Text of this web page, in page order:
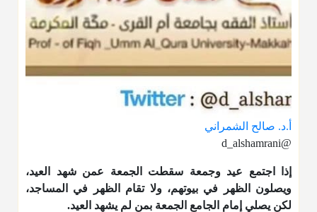
أ.د. صالح الشمراني
@d_alshamrani
إذا اجتمع عيد وجمعة سقطت الجمعة عمن شهد العيد،
ويصلون الظهر في بيوتهم، ولا تقام الظهر في المساجد،
لكن يصلي إمام الجامع الجمعة بمن لم يشهد العيد.